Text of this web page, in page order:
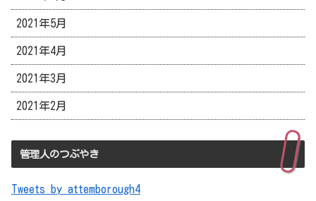
2021年5月
2021年4月
2021年3月
2021年2月
管理人のつぶやき
Tweets by attemborough4